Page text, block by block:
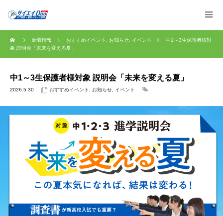
新着情報 おすすめイベント お知らせ イベント
中1～3生保護者様対
象 説明会「未来を変える夏」
中1～3生保護者様対象 説明会「未来を変える夏」
2026.5.30 おすすめイベント お知らせ イベント